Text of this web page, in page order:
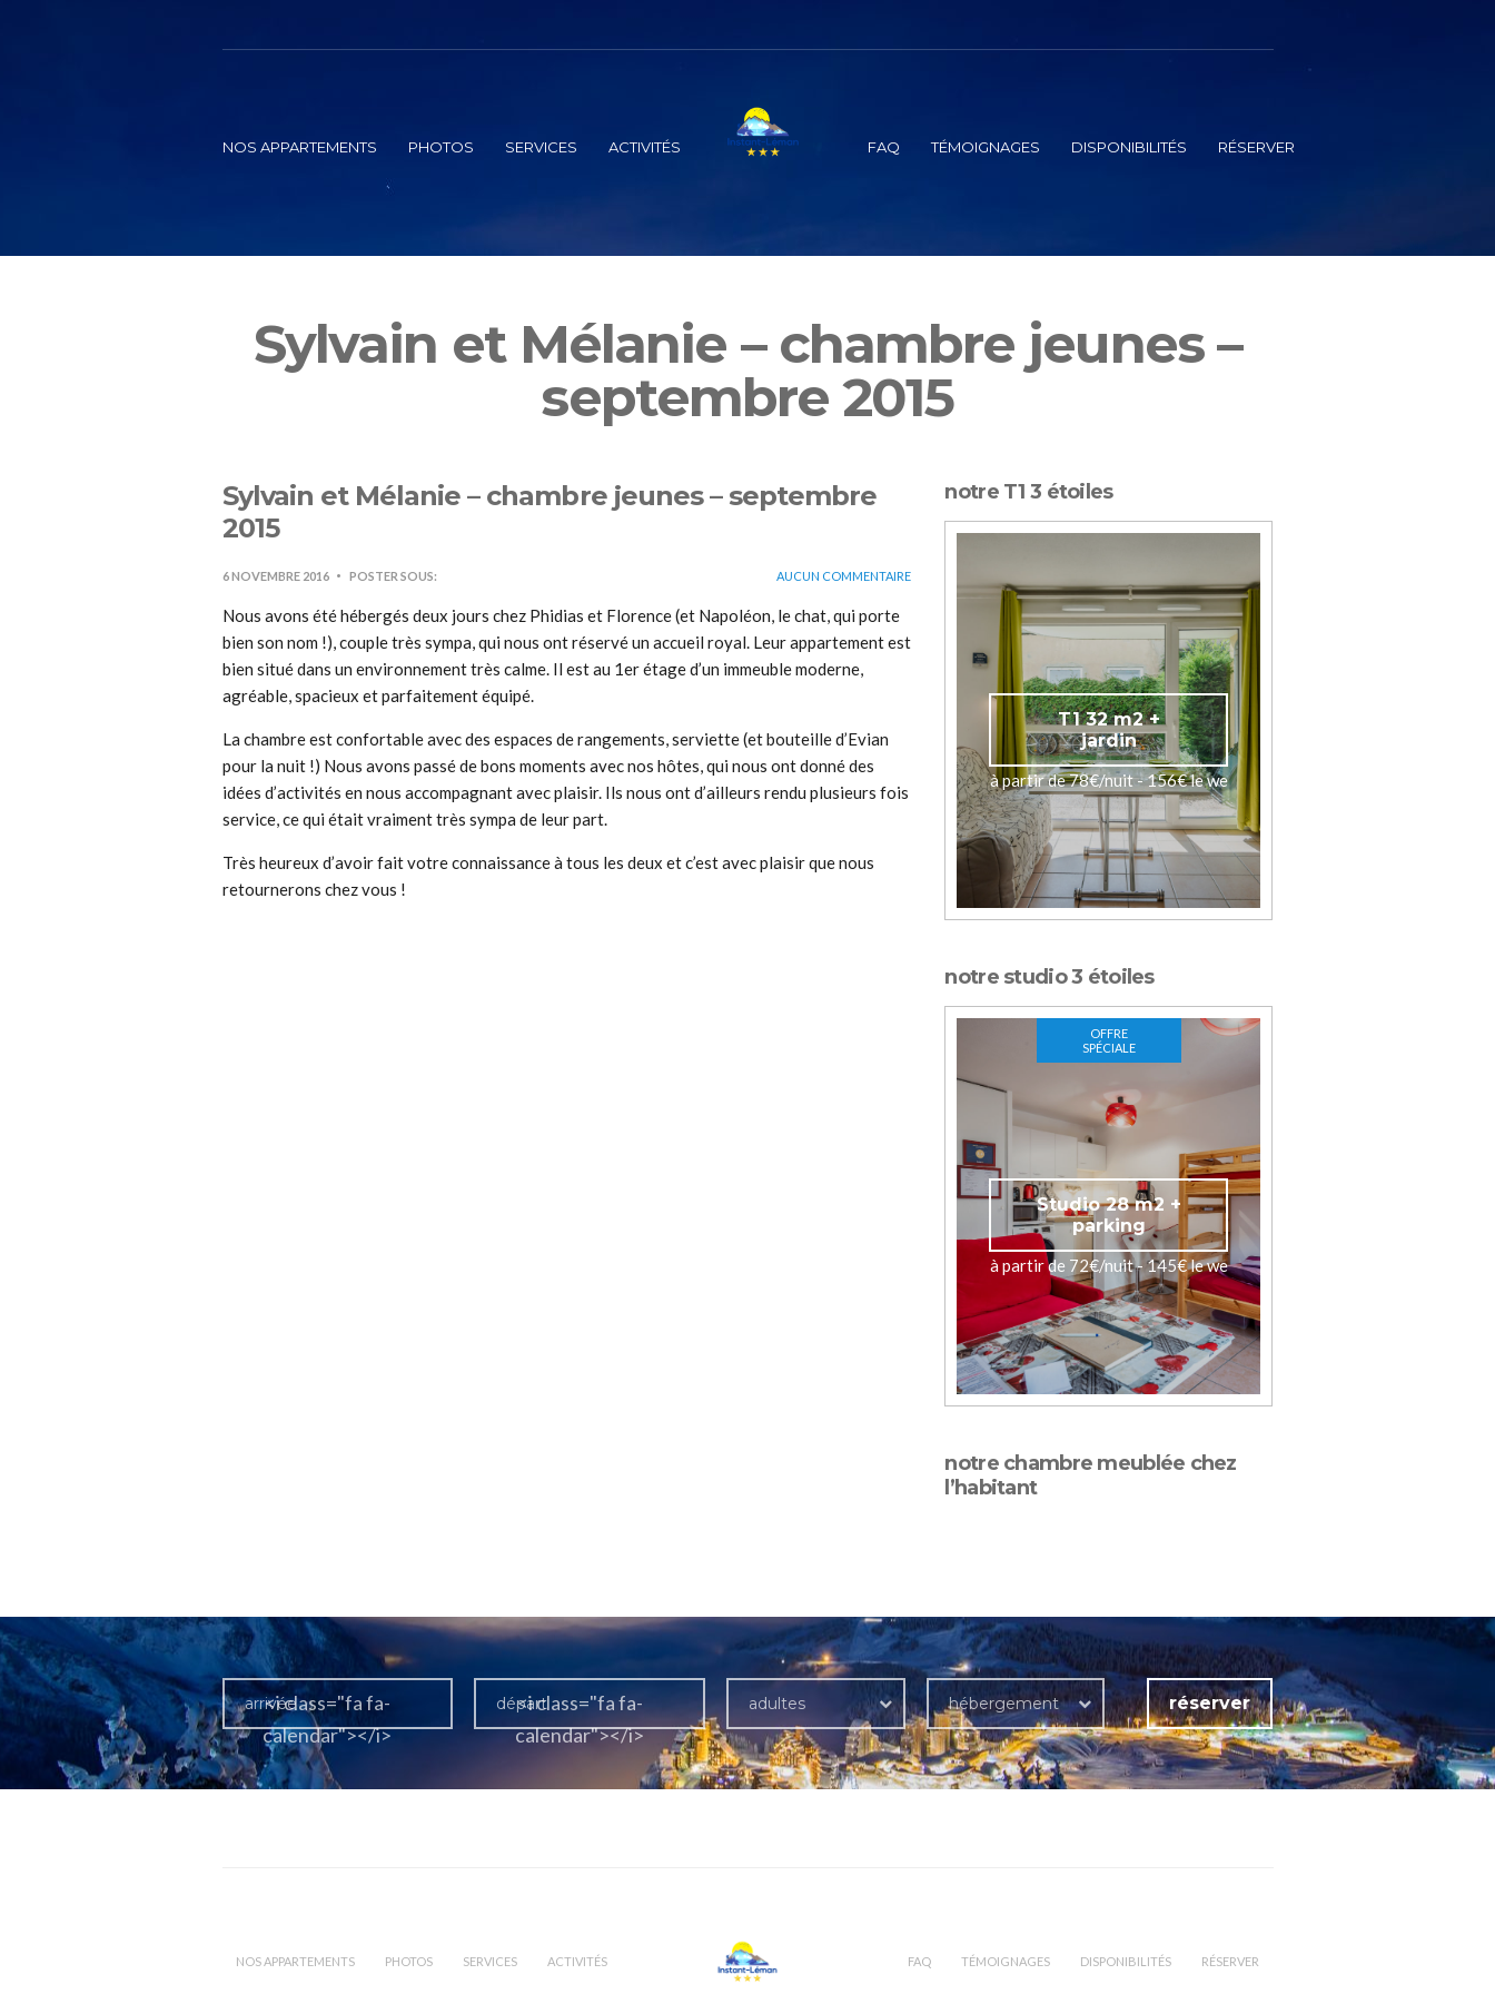
NOS APPARTEMENTS PHOTOS SERVICES ACTIVITÉS FAQ TÉMOIGNAGES DISPONIBILITÉS RÉSERVER
Sylvain et Mélanie – chambre jeunes –
septembre 2015
Sylvain et Mélanie – chambre jeunes – septembre
2015
6 NOVEMBRE 2016 POSTER SOUS: AUCUN COMMENTAIRE
Nous avons été hébergés deux jours chez Phidias et Florence (et Napoléon, le chat, qui porte
bien son nom !), couple très sympa, qui nous ont réservé un accueil royal. Leur appartement est
bien situé dans un environnement très calme. Il est au 1er étage d’un immeuble moderne,
agréable, spacieux et parfaitement équipé.
La chambre est confortable avec des espaces de rangements, serviette (et bouteille d’Evian
pour la nuit !) Nous avons passé de bons moments avec nos hôtes, qui nous ont donné des
idées d’activités en nous accompagnant avec plaisir. Ils nous ont d’ailleurs rendu plusieurs fois
service, ce qui était vraiment très sympa de leur part.
Très heureux d’avoir fait votre connaissance à tous les deux et c’est avec plaisir que nous
retournerons chez vous !
notre T1 3 étoiles
T1 32 m2 +
jardin
à partir de 78€/nuit - 156€ le we
notre studio 3 étoiles
OFFRE
SPÉCIALE
Studio 28 m2 +
parking
à partir de 72€/nuit - 145€ le we
notre chambre meublée chez
l’habitant
<i class="fa fa-
calendar"></i>
<i class="fa fa-
calendar"></i>
adultes hébergement réserver
NOS APPARTEMENTS PHOTOS SERVICES ACTIVITÉS FAQ TÉMOIGNAGES DISPONIBILITÉS RÉSERVER